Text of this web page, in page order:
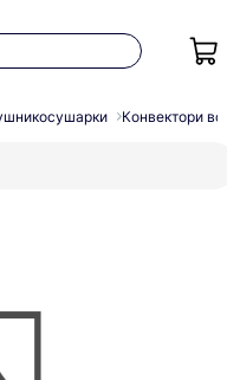
Конвектори